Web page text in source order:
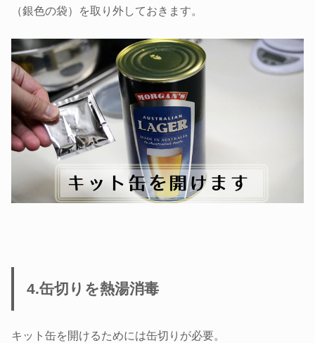
（銀色の袋）を取り外しておきます。
4.缶切りを熱湯消毒
キット缶を開けるためには缶切りが必要。